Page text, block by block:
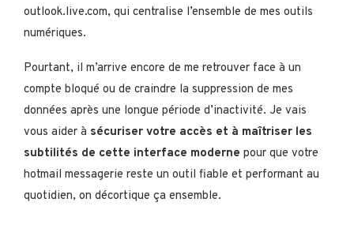
outlook.live.com, qui centralise l’ensemble de mes outils
numériques.
Pourtant, il m’arrive encore de me retrouver face à un
compte bloqué ou de craindre la suppression de mes
données après une longue période d’inactivité. Je vais
vous aider à sécuriser votre accès et à maîtriser les
subtilités de cette interface moderne pour que votre
hotmail messagerie reste un outil fiable et performant au
quotidien, on décortique ça ensemble.